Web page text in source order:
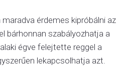
érdemes kipróbálni az
bárhonnan szabályozhatja a
égve felejtette reggel a
lekapcsolhatja azt.